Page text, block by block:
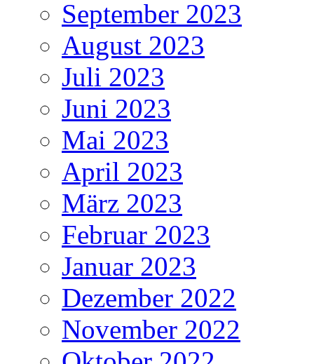
September 2023
August 2023
Juli 2023
Juni 2023
Mai 2023
April 2023
März 2023
Februar 2023
Januar 2023
Dezember 2022
November 2022